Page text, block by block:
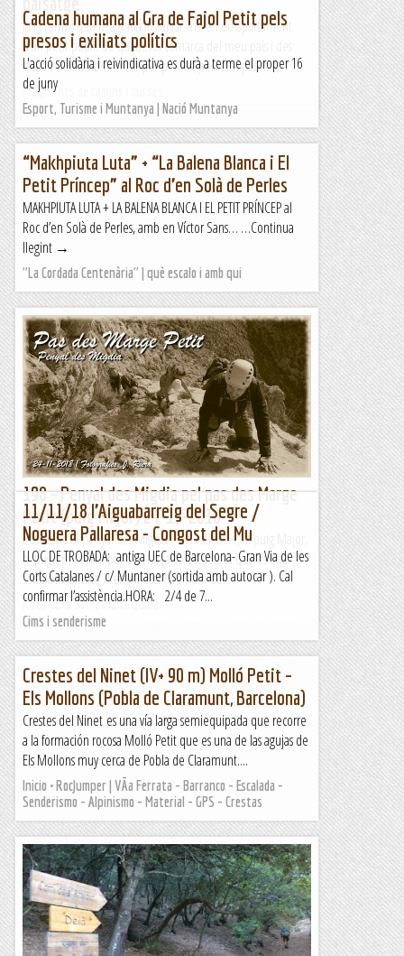
Ja fa temps que m’agrada instal·lar-me en un apartament
d’un petit poble de qualsevol comarca del meu país i des
d’allà voltar amb el cotxe per pobles, poblets i pistes...
Fragments de camins i curses
Cadena humana al Gra de Fajol Petit pels
presos i exiliats polítics
L'acció solidària i reivindicativa es durà a terme el proper 16
de juny
Esport, Turisme i Muntanya | Nació Muntanya
“Makhpiuta Luta” + “La Balena Blanca i El
Petit Príncep” al Roc d’en Solà de Perles
MAKHPIUTA LUTA + LA BALENA BLANCA I EL PETIT PRÍNCEP al
Roc d’en Solà de Perles, amb en Víctor Sans… …Continua
llegint →
"La Cordada Centenària" | què escalo i amb qui
198 - Penyal des Migdia pel pas des Marge
Petit (puig Major) 24-11-2018
L'ascensió al penyal des Migdia —la Reina—, al puig Major,
hi pugis per on hi pugis és força costeruda, ja que és una
serralada estreta i vertiginosa, i per tant de...
Aires de la Serra Mallorquina
11/11/18 l’Aiguabarreig del Segre /
Noguera Pallaresa - Congost del Mu
LLOC DE TROBADA: antiga UEC de Barcelona- Gran Via de les
Corts Catalanes / c/ Muntaner (sortida amb autocar ). Cal
confirmar l’assistència.HORA: 2/4 de 7...
Cims i senderisme
Crestes del Ninet (IV+ 90 m) Molló Petit –
Els Mollons (Pobla de Claramunt, Barcelona)
Crestes del Ninet es una vía larga semiequipada que recorre
a la formación rocosa Molló Petit que es una de las agujas de
Els Mollons muy cerca de Pobla de Claramunt....
Inicio • RocJumper | VÃ­a Ferrata - Barranco - Escalada -
Senderismo - Alpinismo - Material - GPS - Crestas